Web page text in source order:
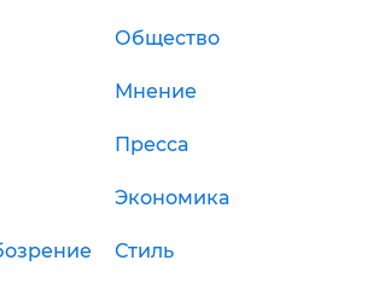
Общество
Мнение
Пресса
Экономика
Стиль